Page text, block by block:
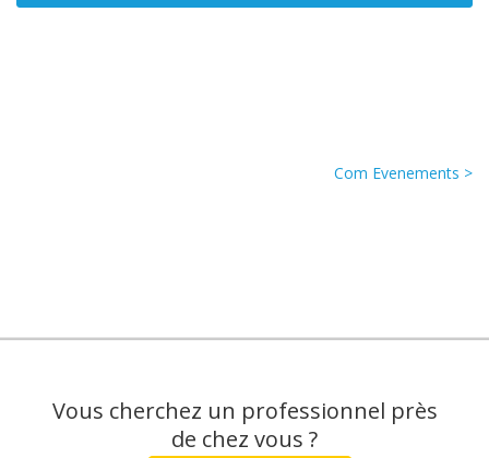
Com Evenements >
Vous cherchez un professionnel près